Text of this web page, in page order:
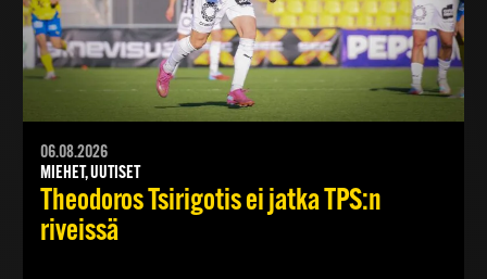
06.08.2026
MIEHET, UUTISET
Theodoros Tsirigotis ei jatka TPS:n
riveissä